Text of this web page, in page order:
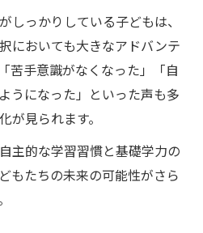
しっかりしている子どもは、
においても大きなアドバンテ
苦手意識がなくなった」「自
うになった」といった声も多
が見られます。
主的な学習習慣と基礎学力の
もたちの未来の可能性がさら